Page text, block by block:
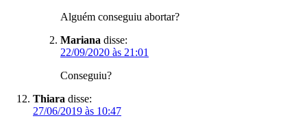
Alguém conseguiu abortar?
Mariana disse:
22/09/2020 às 21:01
Conseguiu?
Thiara disse:
27/06/2019 às 10:47